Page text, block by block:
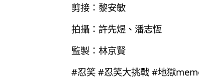
剪接：黎安敏
拍攝：許先煜、潘志恆
監製：林京賢
#忍笑 #忍笑大挑戰 #地獄